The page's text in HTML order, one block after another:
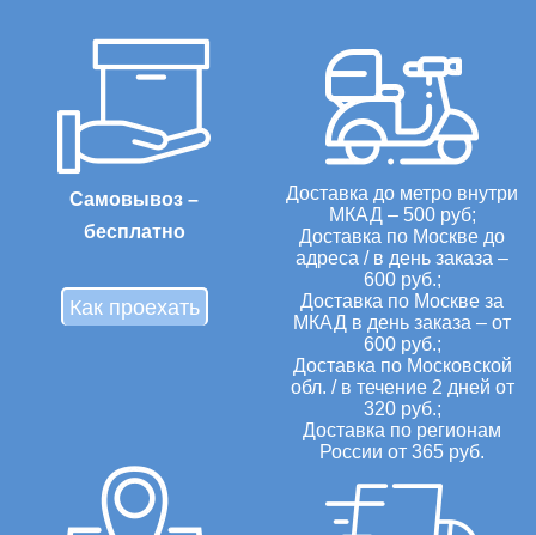
Самовывоз –
бесплатно
Как проехать
Доставка до метро внутри
МКАД – 500 руб;
Доставка по Москве до
адреса / в день заказа –
600 руб.;
Доставка по Москве за
МКАД в день заказа – от
600 руб.;
Доставка по Московской
обл. / в течение 2 дней от
320 руб.;
Доставка по регионам
России от 365 руб.